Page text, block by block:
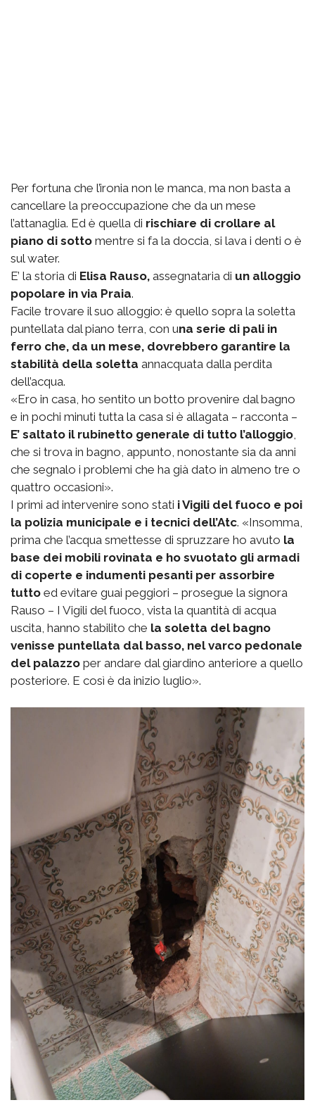
Per fortuna che l’ironia non le manca, ma non basta a
cancellare la preoccupazione che da un mese
l’attanaglia. Ed è quella di rischiare di crollare al
piano di sotto mentre si fa la doccia, si lava i denti o è
sul water.
E’ la storia di Elisa Rauso, assegnataria di un alloggio
popolare in via Praia.
Facile trovare il suo alloggio: è quello sopra la soletta
puntellata dal piano terra, con una serie di pali in
ferro che, da un mese, dovrebbero garantire la
stabilità della soletta annacquata dalla perdita
dell’acqua.
«Ero in casa, ho sentito un botto provenire dal bagno
e in pochi minuti tutta la casa si è allagata – racconta –
E’ saltato il rubinetto generale di tutto l’alloggio,
che si trova in bagno, appunto, nonostante sia da anni
che segnalo i problemi che ha già dato in almeno tre o
quattro occasioni».
I primi ad intervenire sono stati i Vigili del fuoco e poi
la polizia municipale e i tecnici dell’Atc. «Insomma,
prima che l’acqua smettesse di spruzzare ho avuto la
base dei mobili rovinata e ho svuotato gli armadi
di coperte e indumenti pesanti per assorbire
tutto ed evitare guai peggiori – prosegue la signora
Rauso – I Vigili del fuoco, vista la quantità di acqua
uscita, hanno stabilito che la soletta del bagno
venisse puntellata dal basso, nel varco pedonale
del palazzo per andare dal giardino anteriore a quello
posteriore. E così è da inizio luglio».